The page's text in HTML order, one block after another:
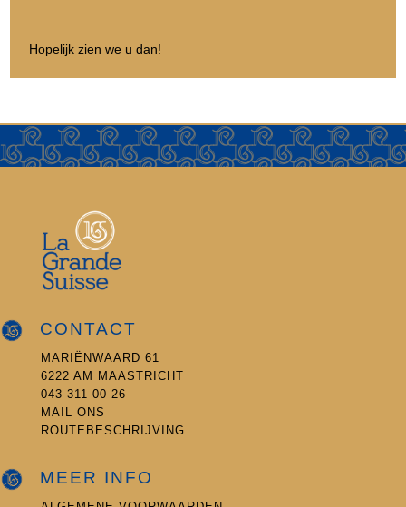
Hopelijk zien we u dan!
CONTACT
MARIËNWAARD 61
6222 AM MAASTRICHT
043 311 00 26
MAIL ONS
ROUTEBESCHRIJVING
MEER INFO